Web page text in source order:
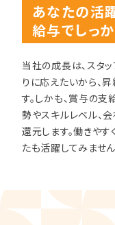
あなたの活
給与でしっか
当社の成長は、スタ
りに応えたいから、
す。しかも、賞与の
勢やスキルレベル、
還元します。働きや
たも活躍してみませ